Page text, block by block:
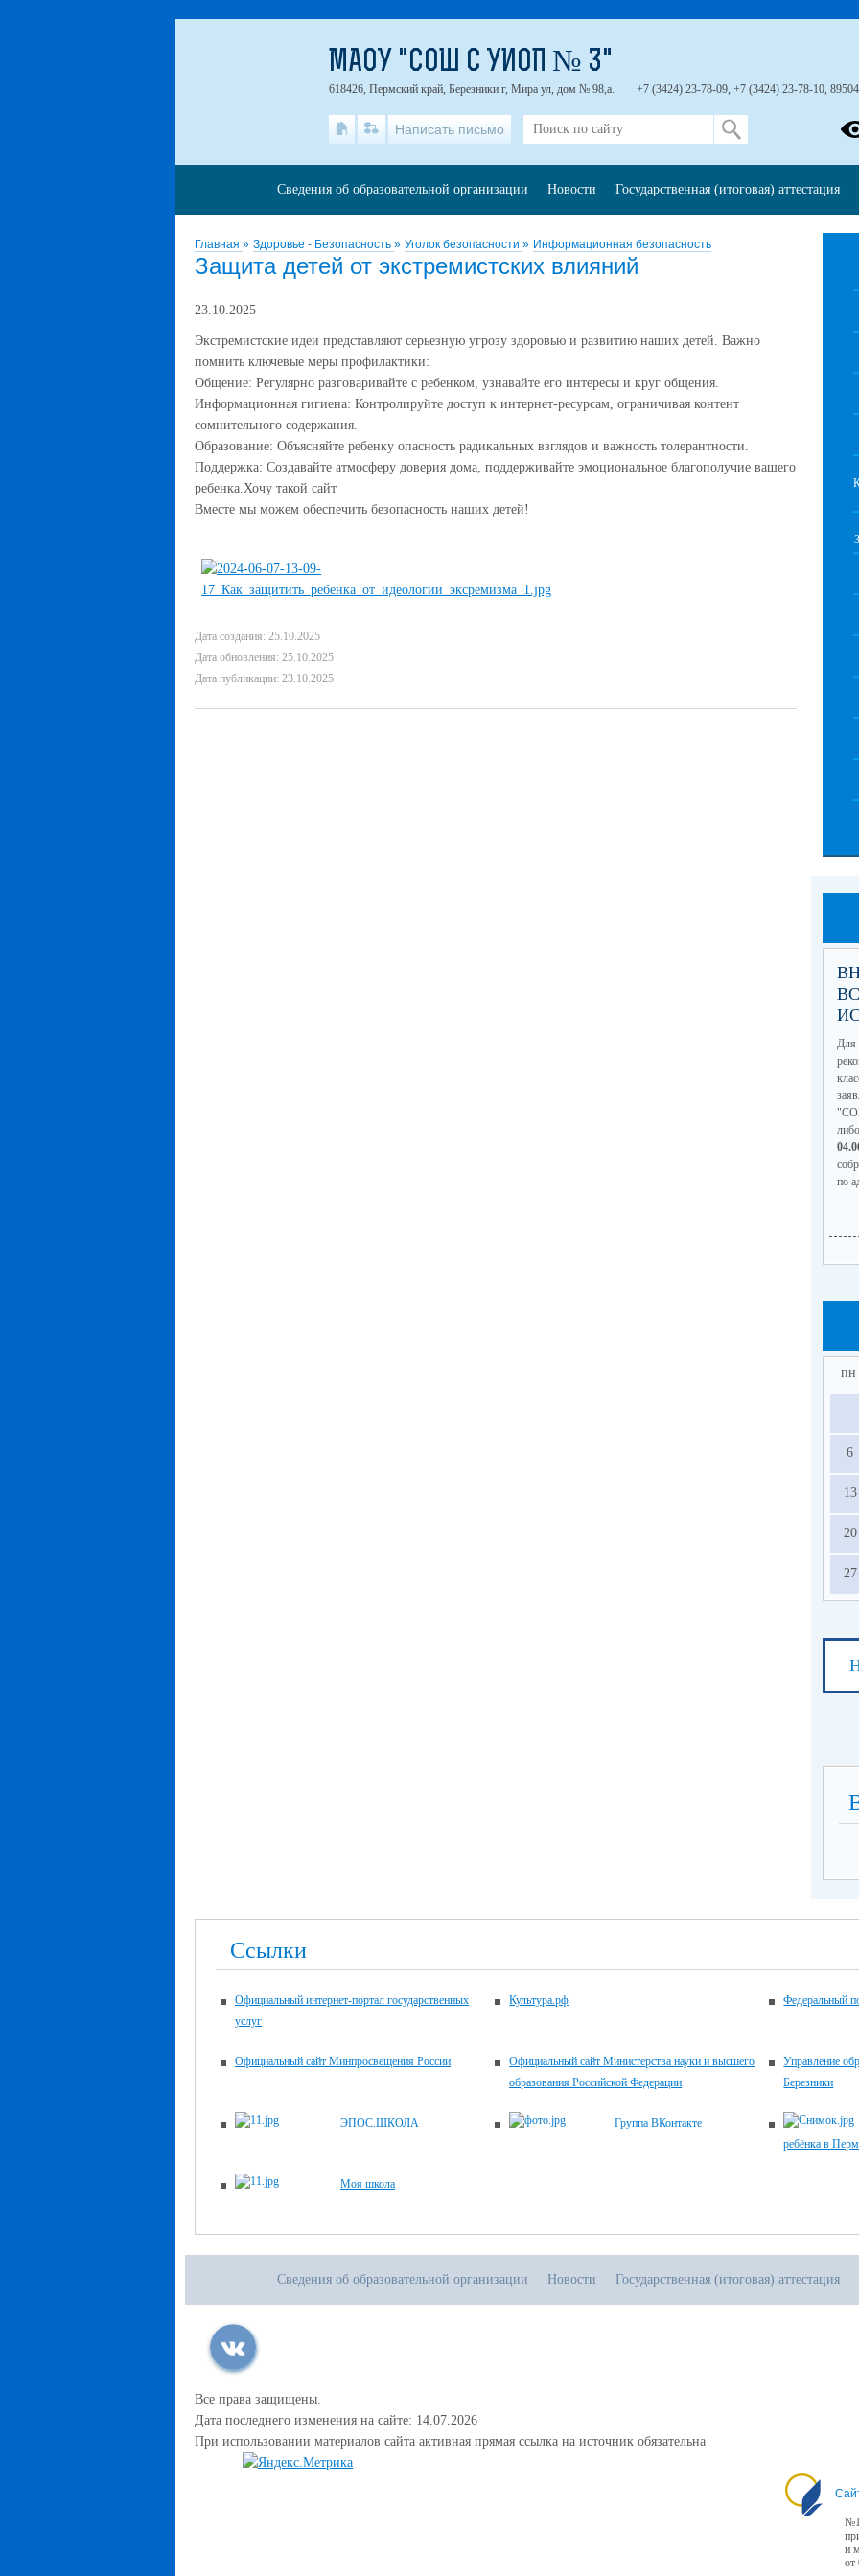
Главная » Здоровье - Безопасность » Уголок безопасности » Информационная безопасность
Защита детей от экстремистских влияний
23.10.2025
Экстремистские идеи представляют серьезную угрозу здоровью и развитию наших детей. Важно
помнить ключевые меры профилактики:
Общение: Регулярно разговаривайте с ребенком, узнавайте его интересы и круг общения.
Информационная гигиена: Контролируйте доступ к интернет-ресурсам, ограничивая контент
сомнительного содержания.
Образование: Объясняйте ребенку опасность радикальных взглядов и важность толерантности.
Поддержка: Создавайте атмосферу доверия дома, поддерживайте эмоциональное благополучие вашего
ребенка.Хочу такой сайт
Вместе мы можем обеспечить безопасность наших детей!
Дата создания: 25.10.2025
Дата обновления: 25.10.2025
Дата публикации: 23.10.2025
Для
по
пн
6
13
20
27
Ссылки
Официальный интернет-портал государственных
услуг
Культура.рф Федеральный
Официальный сайт Минпросвещения России
Официальный сайт Министерства науки и высшего
образования Российской Федерации
Управление
Березники
ЭПОС.ШКОЛА Группа ВКонтакте
ребёнка в
Моя школа
МАОУ "СОШ С УИОП № 3"
618426, Пермский край, Березники г, Мира ул, дом № 98,а. +7 (3424) 23-78-09, +7 (3424) 23-78-10,
Написать письмо
Сведения об образовательной организации Новости Государственная (итоговая) аттестация
Сведения об образовательной организации Новости Государственная (итоговая) аттестация
Все права защищены.
Дата последнего изменения на сайте: 14.07.2026
При использовании материалов сайта активная прямая ссылка на источник обязательна
и
от